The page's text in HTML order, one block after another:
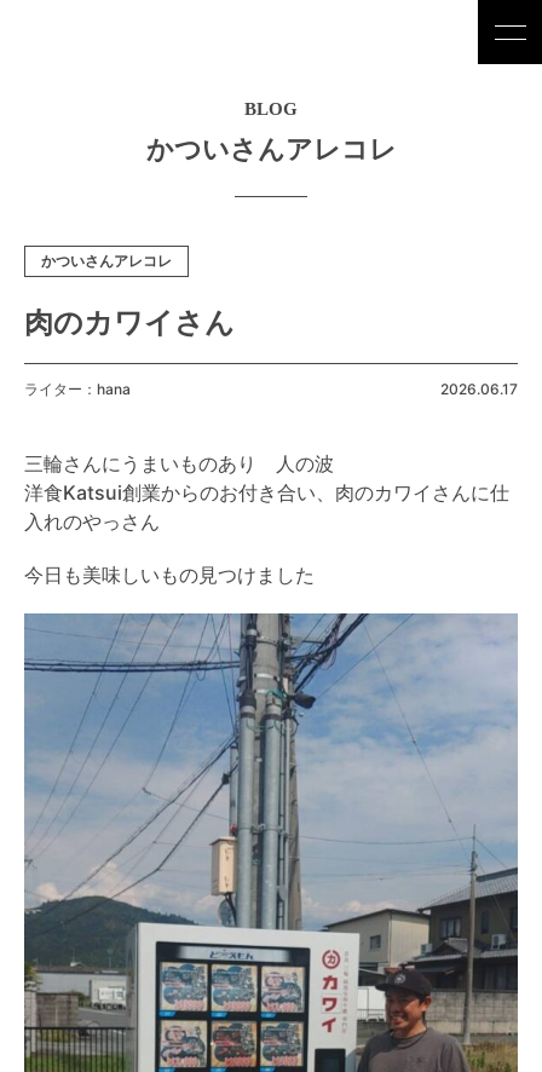
BLOG
かついさんアレコレ
かついさんアレコレ
肉のカワイさん
ライター：hana 2026.06.17
三輪さんにうまいものあり 人の波
洋食Katsui創業からのお付き合い、肉のカワイさんに仕
入れのやっさん
今日も美味しいもの見つけました